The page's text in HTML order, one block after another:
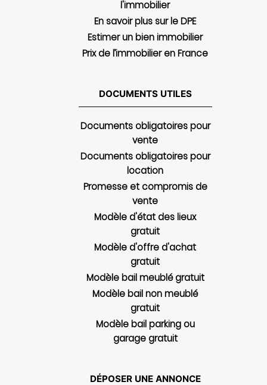
l'immobilier
En savoir plus sur le DPE
Estimer un bien immobilier
Prix de l’immobilier en France
DOCUMENTS UTILES
Documents obligatoires pour
vente
Documents obligatoires pour
location
Promesse et compromis de
vente
Modèle d'état des lieux
gratuit
Modèle d'offre d'achat
gratuit
Modèle bail meublé gratuit
Modèle bail non meublé
gratuit
Modèle bail parking ou
garage gratuit
DÉPOSER UNE ANNONCE